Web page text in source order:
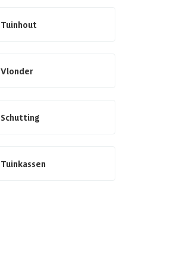
Tuinhout
Vlonder
Schutting
Tuinkassen